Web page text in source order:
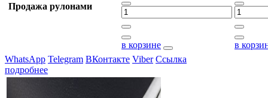
Продажа рулонами
в корзине
в
WhatsApp Telegram ВКонтакте Viber Ссылка
подробнее